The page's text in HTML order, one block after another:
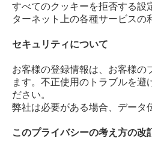
すべてのクッキーを拒否する設
ターネット上の各種サービスの
セキュリティについて
お客様の登録情報は、お客様の
ます。不正使用のトラブルを避
ださい。
弊社は必要がある場合、デ
このプライバシーの考え方の改